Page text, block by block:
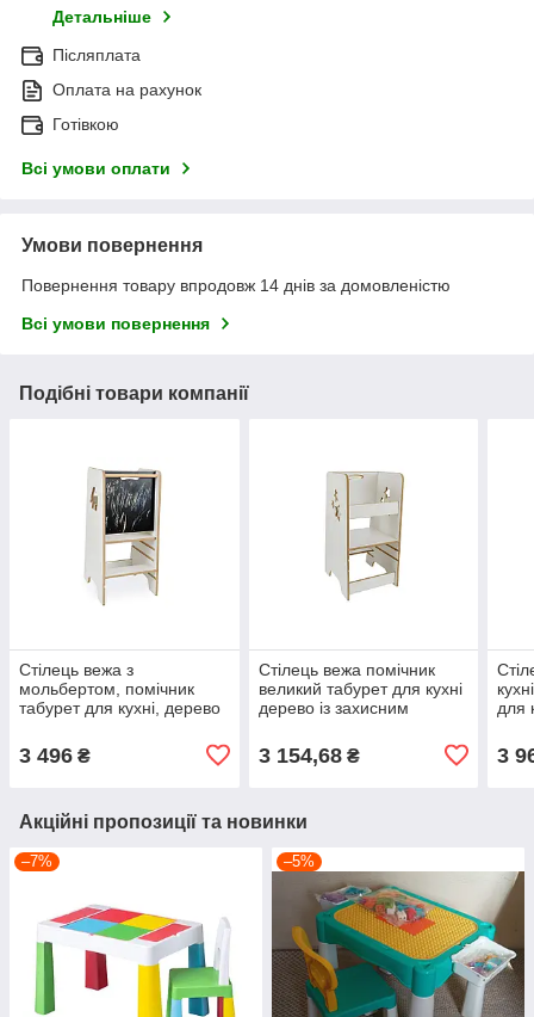
Детальніше
Післяплата
Оплата на рахунок
Готівкою
Всі умови оплати
Умови повернення
Повернення товару впродовж 14 днів за домовленістю
Всі умови повернення
Подібні товари компанії
Стілець вежа з
мольбертом, помічник
табурет для кухні, дерево
Монтессорі Слонік FC-
4487
3 496 ₴
Стілець вежа помічник
великий табурет для кухні
дерево із захисним
Зірочки FC-4488
3 154,68₴
для
3
Акційні пропозиції та новинки
–7% –5%